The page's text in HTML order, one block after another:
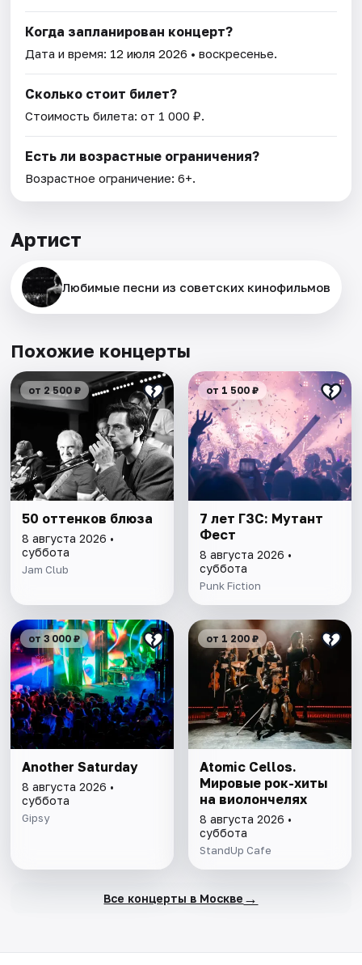
Когда запланирован концерт?
Дата и время: 12 июля 2026 • воскресенье.
Сколько стоит билет?
Стоимость билета: от 1 000 ₽.
Есть ли возрастные ограничения?
Возрастное ограничение: 6+.
Артист
Любимые песни из советских кинофильмов
Похожие концерты
от 2 500 ₽
50 оттенков блюза
8 августа 2026 •
суббота
Jam Club
от 1 500 ₽
7 лет ГЗС: Мутант
Фест
8 августа 2026 •
суббота
Punk Fiction
от 3 000 ₽
Another Saturday
8 августа 2026 •
суббота
Gipsy
от 1 200 ₽
Atomic Cellos.
Мировые рок-хиты
на виолончелях
8 августа 2026 •
суббота
StandUp Cafe
Все концерты в Москве →